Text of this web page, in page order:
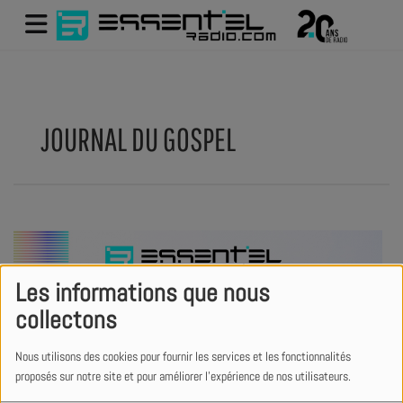
Les informations que nous
collectons
Nous utilisons des cookies pour fournir les services et les fonctionnalités
proposés sur notre site et pour améliorer l'expérience de nos utilisateurs.
JOURNAL DU GOSPEL